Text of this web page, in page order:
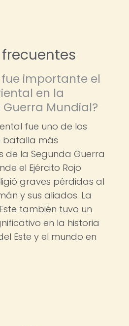
fue importante el
en la
Mundial?
fue uno de los
batalla más
de la Segunda Guerra
el Ejército Rojo
graves pérdidas al
y sus aliados. La
también tuvo un
en la historia
Este y el mundo en